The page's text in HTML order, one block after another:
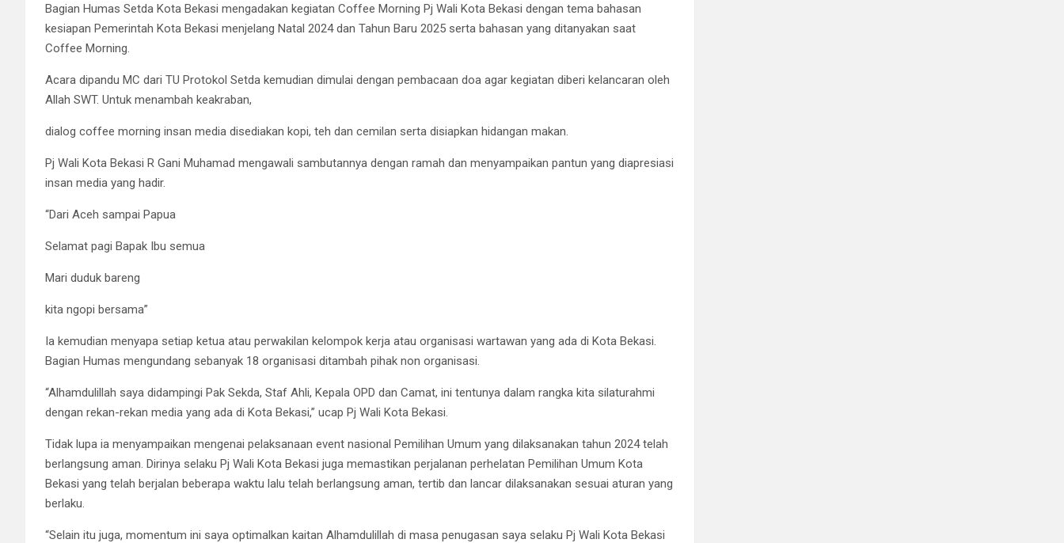
Bagian Humas Setda Kota Bekasi mengadakan kegiatan Coffee Morning Pj Wali Kota Bekasi dengan tema bahasan
kesiapan Pemerintah Kota Bekasi menjelang Natal 2024 dan Tahun Baru 2025 serta bahasan yang ditanyakan saat
Coffee Morning.
Acara dipandu MC dari TU Protokol Setda kemudian dimulai dengan pembacaan doa agar kegiatan diberi kelancaran oleh
Allah SWT. Untuk menambah keakraban,
dialog coffee morning insan media disediakan kopi, teh dan cemilan serta disiapkan hidangan makan.
Pj Wali Kota Bekasi R Gani Muhamad mengawali sambutannya dengan ramah dan menyampaikan pantun yang diapresiasi
insan media yang hadir.
“Dari Aceh sampai Papua
Selamat pagi Bapak Ibu semua
Mari duduk bareng
kita ngopi bersama”
Ia kemudian menyapa setiap ketua atau perwakilan kelompok kerja atau organisasi wartawan yang ada di Kota Bekasi.
Bagian Humas mengundang sebanyak 18 organisasi ditambah pihak non organisasi.
“Alhamdulillah saya didampingi Pak Sekda, Staf Ahli, Kepala OPD dan Camat, ini tentunya dalam rangka kita silaturahmi
dengan rekan-rekan media yang ada di Kota Bekasi,” ucap Pj Wali Kota Bekasi.
Tidak lupa ia menyampaikan mengenai pelaksanaan event nasional Pemilihan Umum yang dilaksanakan tahun 2024 telah
berlangsung aman. Dirinya selaku Pj Wali Kota Bekasi juga memastikan perjalanan perhelatan Pemilihan Umum Kota
Bekasi yang telah berjalan beberapa waktu lalu telah berlangsung aman, tertib dan lancar dilaksanakan sesuai aturan yang
berlaku.
“Selain itu juga, momentum ini saya optimalkan kaitan Alhamdulillah di masa penugasan saya selaku Pj Wali Kota Bekasi